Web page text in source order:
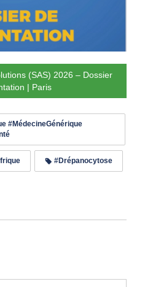
(SAS) 2026 – Dossier
| Paris
#MédecineGénérique
#Drépanocytose